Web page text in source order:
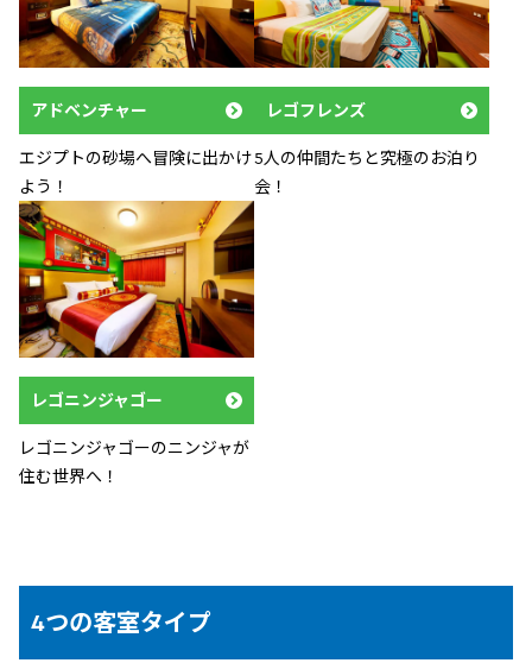
アドベンチャー
エジプトの砂場へ冒険に出かけ
よう！
レゴフレンズ
5人の仲間たちと究極のお泊り
会！
レゴニンジャゴー
レゴニンジャゴーのニンジャが
住む世界へ！
4つの客室タイプ